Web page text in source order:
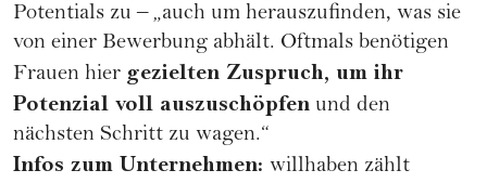
Potentials zu – „auch um herauszufinden, was sie
von einer Bewerbung abhält. Oftmals benötigen
Frauen hier gezielten Zuspruch, um ihr
Potenzial voll auszuschöpfen und den
nächsten Schritt zu wagen.“
Infos zum Unternehmen: willhaben zählt